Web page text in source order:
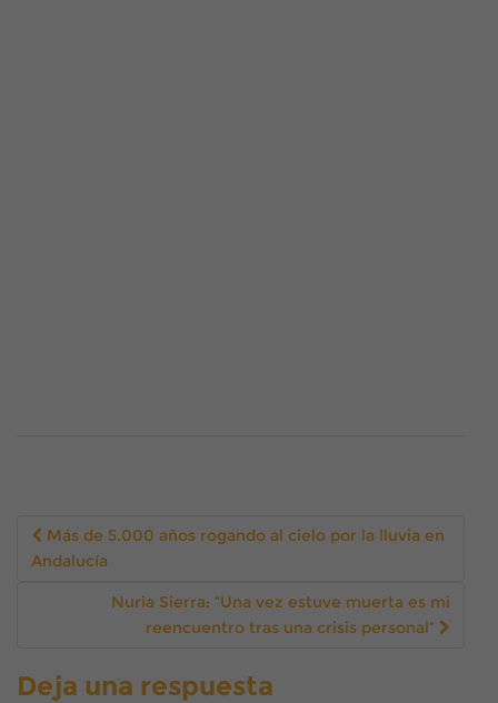
Navegación
Más de 5.000 años rogando al cielo por la lluvia en
Andalucía
Nuria Sierra: “Una vez estuve muerta es mi
reencuentro tras una crisis personal”
Deja una respuesta